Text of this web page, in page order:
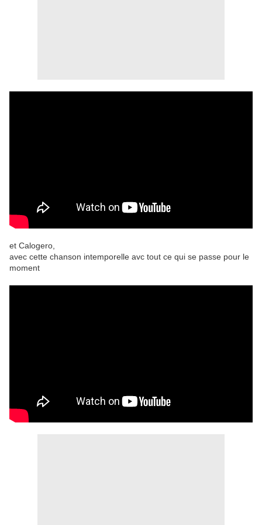
et Calogero,
avec cette chanson intemporelle avc tout ce qui se passe pour le
moment